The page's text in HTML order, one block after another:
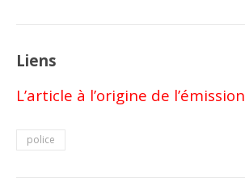
Liens
L’article à l’origine de l’émission
police